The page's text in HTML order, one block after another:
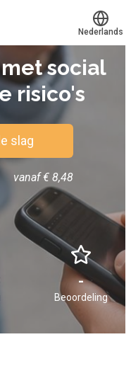
®
leerplek
verzilveren
en hulp
Inloggen
Translate
Nederlands
social
risico's
slag
vanaf € 8,48
-
Beoordeling